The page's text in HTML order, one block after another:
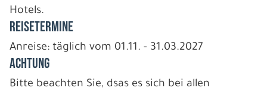
Hotels.
REISETERMINE
Anreise: täglich vom 01.11. - 31.03.2027
ACHTUNG
Bitte beachten Sie, dsas es sich bei allen